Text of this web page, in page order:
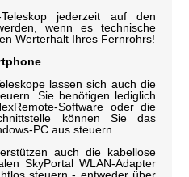
jederzeit auf den
wenn es technische
Werterhalt Ihres Fernrohrs!
lassen sich auch die
Sie benötigen lediglich
Software oder die
können Sie das
PC aus steuern.
auch die kabellose
SkyPortal WLAN-Adapter